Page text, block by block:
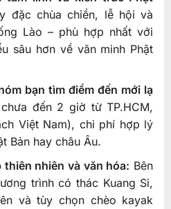
đặc chùa chiền, lễ hội và
Lào – phù hợp nhất với
sâu hơn về văn minh Phật
bạn tìm điểm đến mới lạ
đến 2 giờ từ TP.HCM,
Việt Nam), chi phí hợp lý
Bản hay châu Âu.
nhiên và văn hóa: Bên
trình có thác Kuang Si,
và tùy chọn chèo kayak